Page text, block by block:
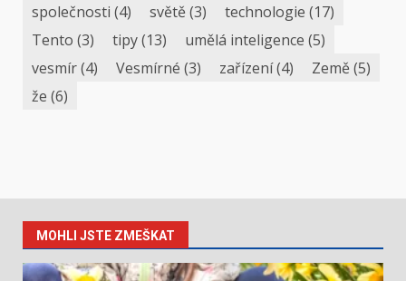
společnosti (4) světě(3) technologie (17)
Tento (3) tipy(13) umělá inteligence (5)
vesmír(4) Vesmírné (3) zařízení(4) Země(5)
že (6)
MOHLI JSTE ZMEŠKAT